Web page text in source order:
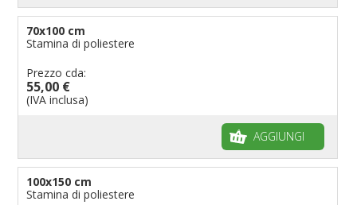
70x100 cm
Stamina di poliestere
Prezzo cda:
55,00 €
(IVA inclusa)
AGGIUNGI
100x150 cm
Stamina di poliestere